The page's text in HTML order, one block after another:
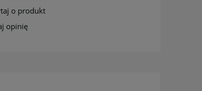
o produkt
opinię